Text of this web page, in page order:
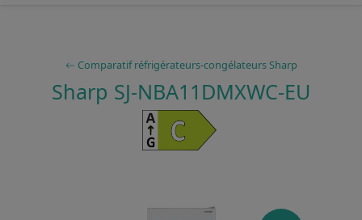
Comparatif réfrigérateurs-congélateurs Sharp
Sharp SJ-NBA11DMXWC-EU